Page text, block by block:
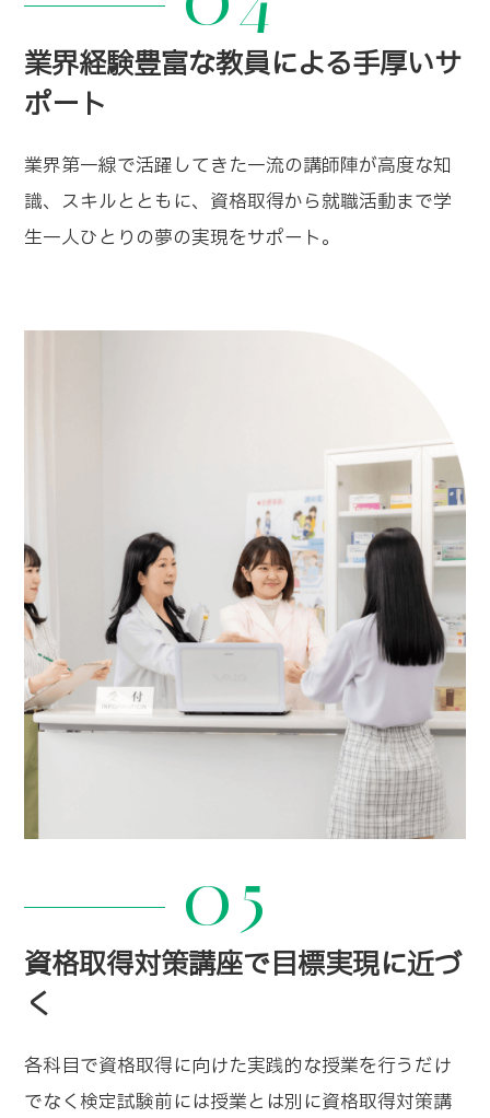
業界経験豊富な教員による手厚いサ
ポート
業界第一線で活躍してきた一流の講師陣が高度な知
識、スキルとともに、資格取得から就職活動まで学
生一人ひとりの夢の実現をサポート。
05
資格取得対策講座で目標実現に近づ
く
各科目で資格取得に向けた実践的な授業を行うだけ
でなく検定試験前には授業とは別に資格取得対策講